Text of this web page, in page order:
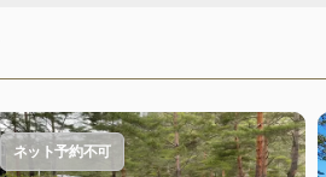
ネット予約不可